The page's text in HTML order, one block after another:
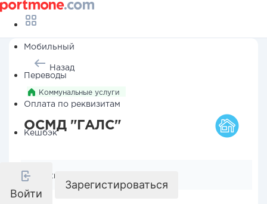
Мобильный
Переводы
Оплата по реквизитам
Кешбэк
Войти
Зарегистироваться
Назад
Коммунальные услуги
ОСМД "ГАЛС"
Реквизиты компании